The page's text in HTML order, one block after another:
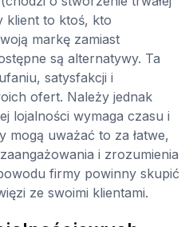
klient to ktoś, kto
markę zamiast
są alternatywy. Ta
satysfakcji i
ofert. Należy jednak
lojalności wymaga czasu i
mogą uważać to za łatwe,
i zrozumienia
firmy powinny skupić
ze swoimi klientami.